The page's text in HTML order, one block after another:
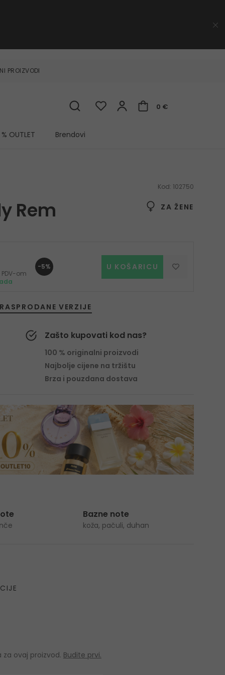
PROIZVODI
0 €
% OUTLET Brendovi
Kod: 102750
Rem ZA ŽENE
om
-5% U KOŠARICU
VERZIJE
Zašto kupovati kod nas?
100 % originalni proizvodi
Najbolje cijene na tržištu
Brza i pouzdana dostava
Bazne note
koža, pačuli, duhan
ovaj proizvod. Budite prvi.